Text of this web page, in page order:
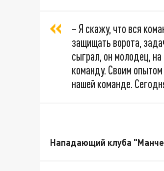
– Я скажу, что вся
защищать ворота,
сыграл, он молодец,
команду. Своим
нашей команде.
Нападающий клуба